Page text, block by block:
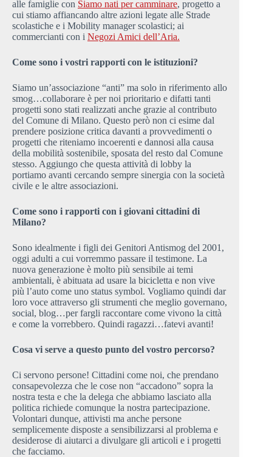
alle famiglie con Siamo nati per camminare, progetto a
cui stiamo affiancando altre azioni legate alle Strade
scolastiche e i Mobility manager scolastici; ai
commercianti con i Negozi Amici dell’Aria.
Come sono i vostri rapporti con le istituzioni?
Siamo un’associazione “anti” ma solo in riferimento allo
smog…collaborare è per noi prioritario e difatti tanti
progetti sono stati realizzati anche grazie al contributo
del Comune di Milano. Questo però non ci esime dal
prendere posizione critica davanti a provvedimenti o
progetti che riteniamo incoerenti e dannosi alla causa
della mobilità sostenibile, sposata del resto dal Comune
stesso. Aggiungo che questa attività di lobby la
portiamo avanti cercando sempre sinergia con la società
civile e le altre associazioni.
Come sono i rapporti con i giovani cittadini di
Milano?
Sono idealmente i figli dei Genitori Antismog del 2001,
oggi adulti a cui vorremmo passare il testimone. La
nuova generazione è molto più sensibile ai temi
ambientali, è abituata ad usare la bicicletta e non vive
più l’auto come uno status symbol. Vogliamo quindi dar
loro voce attraverso gli strumenti che meglio governano,
social, blog…per fargli raccontare come vivono la città
e come la vorrebbero. Quindi ragazzi…fatevi avanti!
Cosa vi serve a questo punto del vostro percorso?
Ci servono persone! Cittadini come noi, che prendano
consapevolezza che le cose non “accadono” sopra la
nostra testa e che la delega che abbiamo lasciato alla
politica richiede comunque la nostra partecipazione.
Volontari dunque, attivisti ma anche persone
semplicemente disposte a sensibilizzarsi al problema e
desiderose di aiutarci a divulgare gli articoli e i progetti
che facciamo.